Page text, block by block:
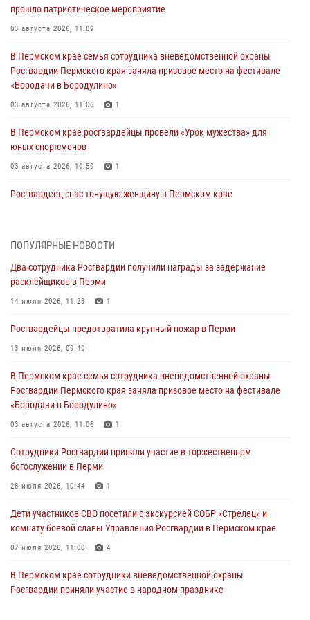
прошло патриотическое мероприятие
03 августа 2026, 11:09
В Пермском крае семья сотрудника вневедомственной охраны
Росгвардии Пермского края заняла призовое место на фестивале
«Бородачи в Бородулино»
03 августа 2026, 11:06 1
В Пермском крае росгвардейцы провели «Урок мужества» для
юных спортсменов
03 августа 2026, 10:59 1
Росгвардеец спас тонущую женщину в Пермском крае
Сотрудники Росгвардии приняли участие в торжественном
28 июля 2026, 10:44 1
Росгвардейцы оказали силовую поддержку при задержании
28 июля 2026, 06:15
ведомственной акции «Каникулы с Росгвардией»
24 июля 2026, 08:45
Юные защитники порядка: росгвардейцы провели день в клубе
24 июля 2026, 08:43
ПОПУЛЯРНЫЕ НОВОСТИ
Два сотрудника Росгвардии получили награды за задержание
расклейщиков в Перми
14 июля 2026, 11:23 1
Росгвардейцы предотвратила крупный пожар в Перми
13 июля 2026, 09:40
В Пермском крае семья сотрудника вневедомственной охраны
Росгвардии Пермского края заняла призовое место на фестивале
«Бородачи в Бородулино»
03 августа 2026, 11:06 1
Сотрудники Росгвардии приняли участие в торжественном
богослужении в Перми
28 июля 2026, 10:44 1
Дети участников СВО посетили с экскурсией СОБР «Стрелец» и
комнату боевой славы Управления Росгвардии в Пермском крае
07 июля 2026, 11:00 4
В Пермском крае сотрудники вневедомственной охраны
Росгвардии приняли участие в народном празднике